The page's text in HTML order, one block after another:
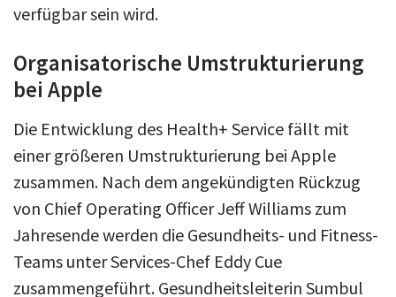
verfügbar sein wird.
Organisatorische Umstrukturierung
bei Apple
Die Entwicklung des Health+ Service fällt mit
einer größeren Umstrukturierung bei Apple
zusammen. Nach dem angekündigten Rückzug
von Chief Operating Officer Jeff Williams zum
Jahresende werden die Gesundheits- und Fitness-
Teams unter Services-Chef Eddy Cue
zusammengeführt. Gesundheitsleiterin Sumbul